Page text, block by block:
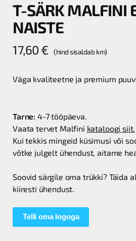
T-SÄRK MALFINI
NAISTE
17,60 € (hind sisaldab km)
Väga kvaliteetne ja premium
Tarne: 4-7 tööpäeva.
Vaata tervet Malfini kataloogi siit.
Kui tekkis mingeid küsimusi või
võtke julgelt ühendust, aitame
Soovid särgile oma trükki? Täida
kiiresti ühendust.
Telli oma logoga